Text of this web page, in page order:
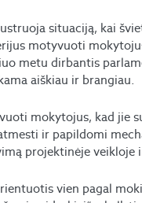
situaciją, kai
motyvuoti
metu dirbantis
aiškiau ir brangiau.
mokytojus, kad jie
ir papildomi
projektinėje veikloje
vien pagal